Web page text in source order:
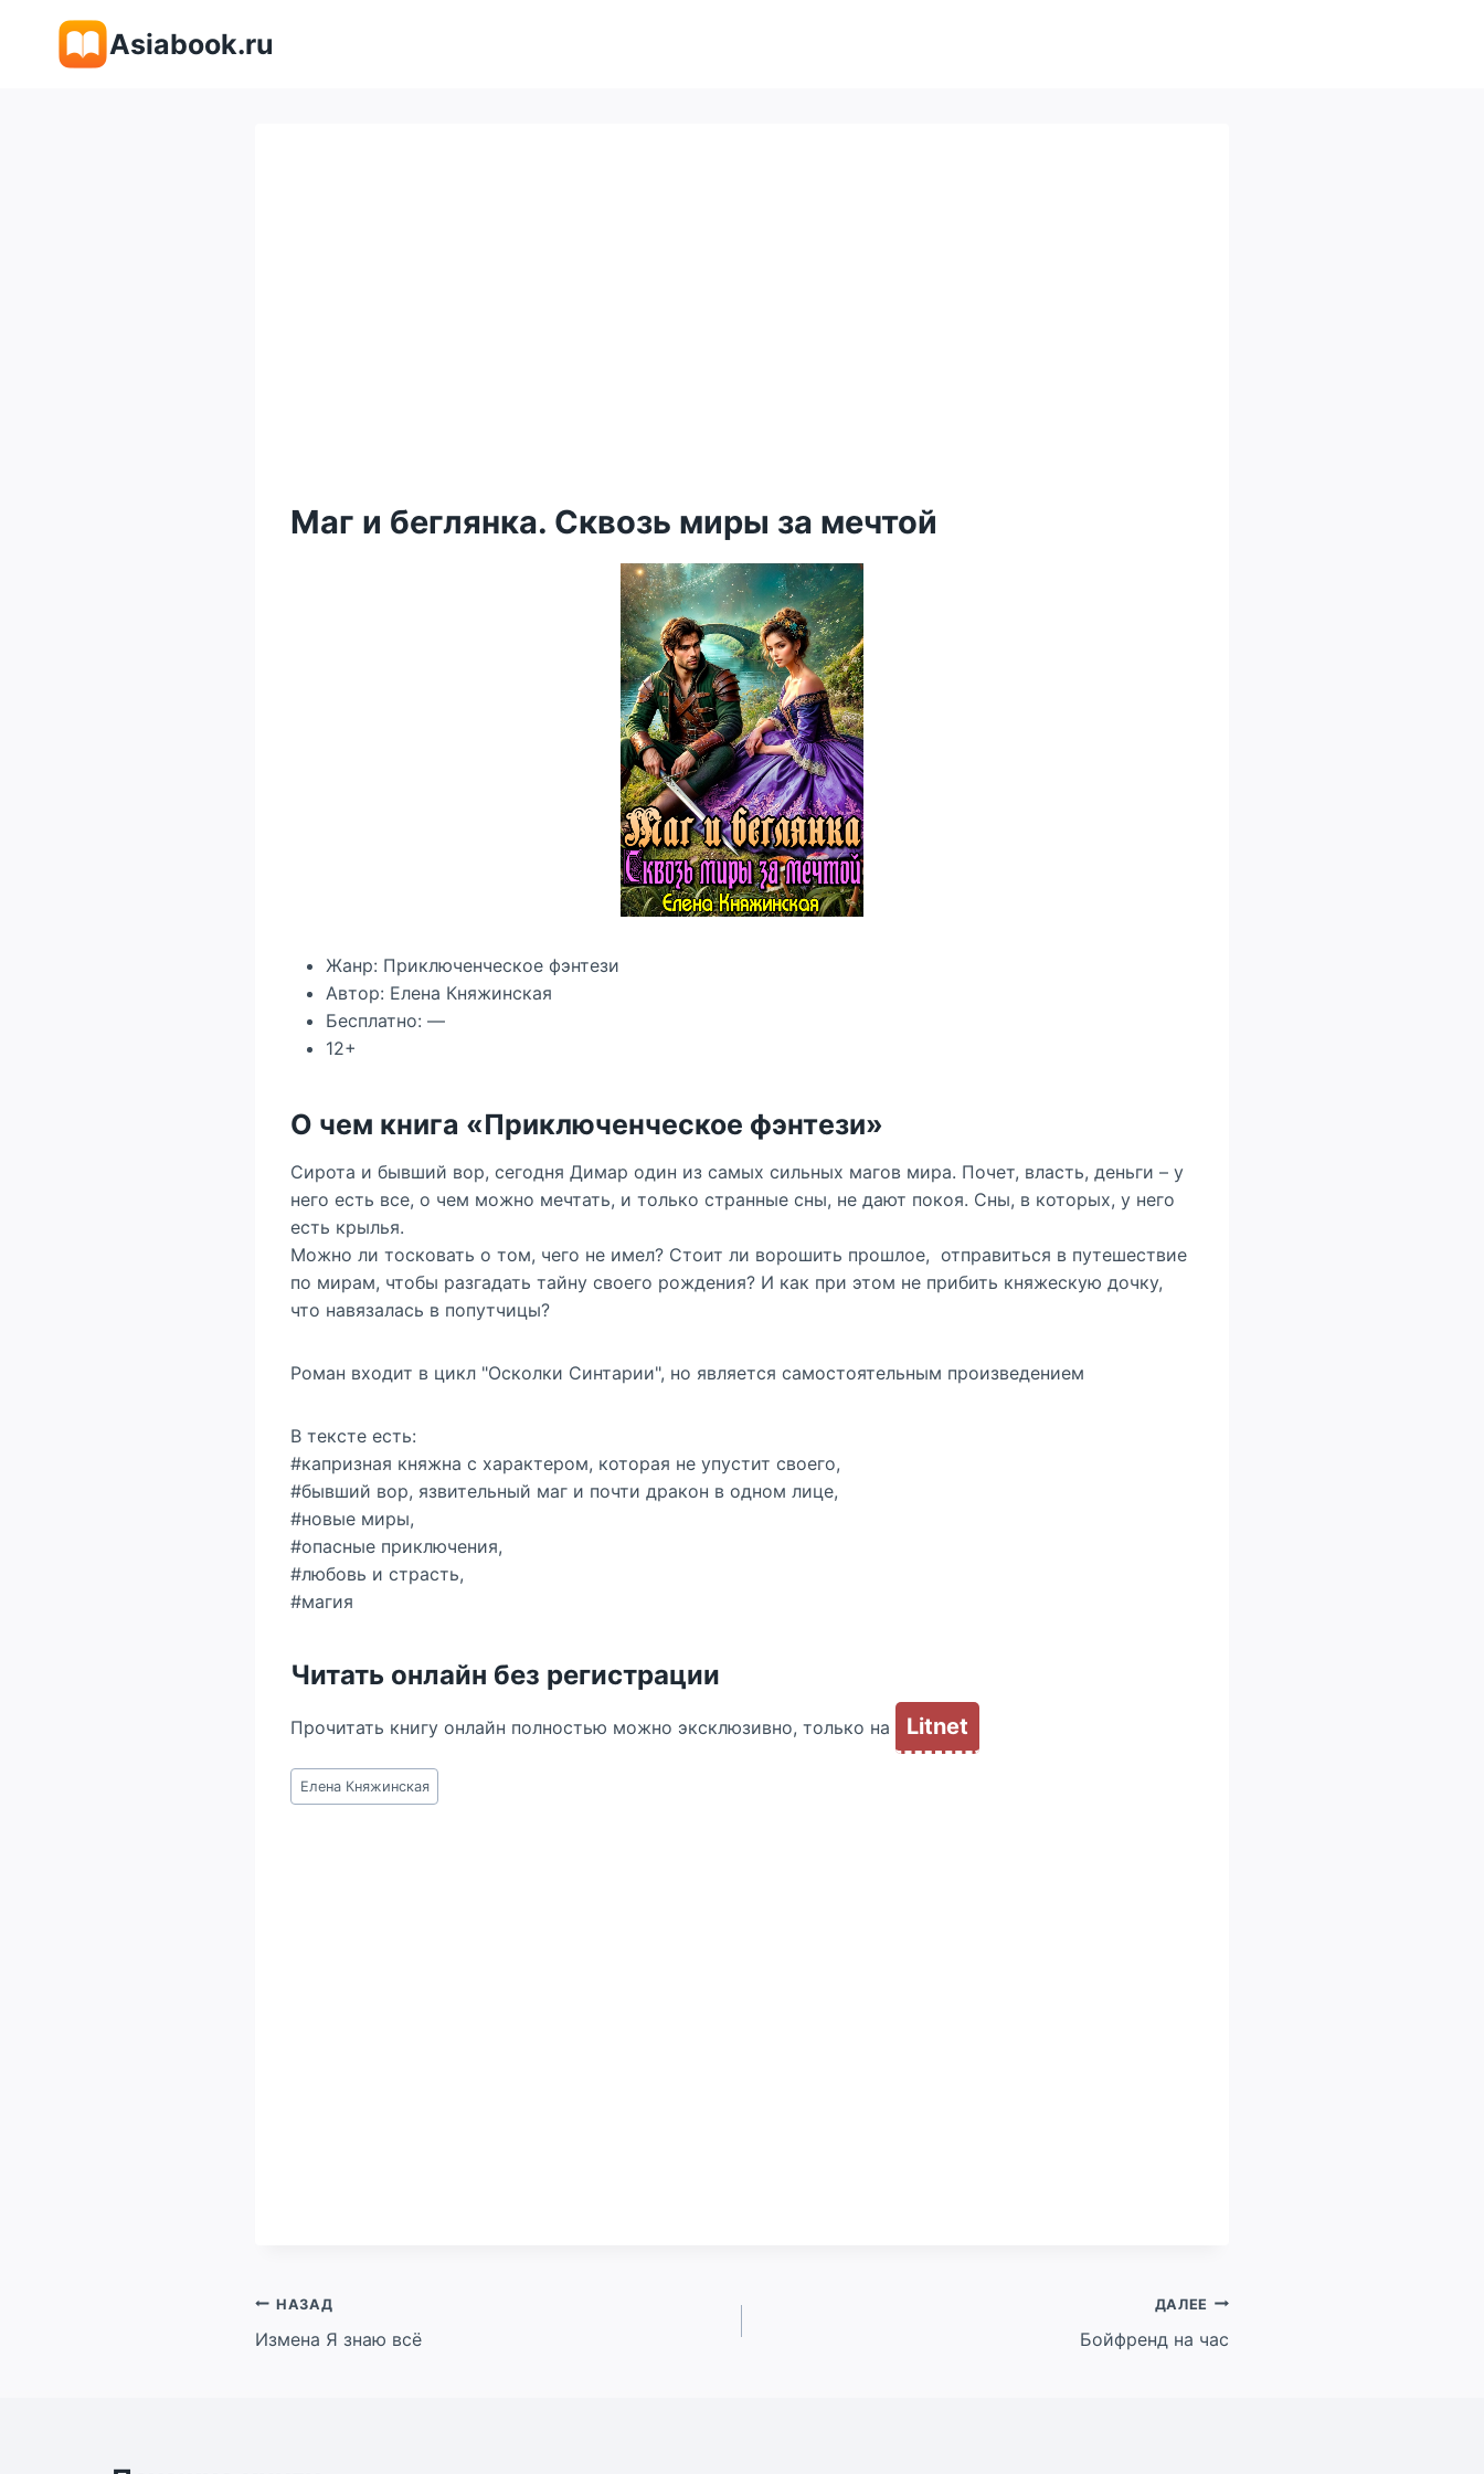
содержимому
Asiabook.ru
Маг и беглянка. Сквозь миры за мечтой
Жанр: Приключенческое фэнтези
Автор: Елена Княжинская
Бесплатно: —
12+
О чем книга «Приключенческое фэнтези»
Сирота и бывший вор, сегодня Димар один из самых сильных магов мира. Почет, власть, деньги – у
него есть все, о чем можно мечтать, и только странные сны, не дают покоя. Сны, в которых, у него
есть крылья.
Можно ли тосковать о том, чего не имел? Стоит ли ворошить прошлое, отправиться в путешествие
по мирам, чтобы разгадать тайну своего рождения? И как при этом не прибить княжескую дочку,
что навязалась в попутчицы?
Роман входит в цикл "Осколки Синтарии", но является самостоятельным произведением
В тексте есть:
#капризная княжна с характером, которая не упустит своего,
#бывший вор, язвительный маг и почти дракон в одном лице,
#новые миры,
#опасные приключения,
#любовь и страсть,
#магия
Читать онлайн без регистрации
Прочитать книгу онлайн полностью можно эксклюзивно, только на Litnet
Метки
записи:
Елена Княжинская
Навигация
по
НАЗАД
Измена Я знаю всё
ДАЛЕЕ
Бойфренд на час